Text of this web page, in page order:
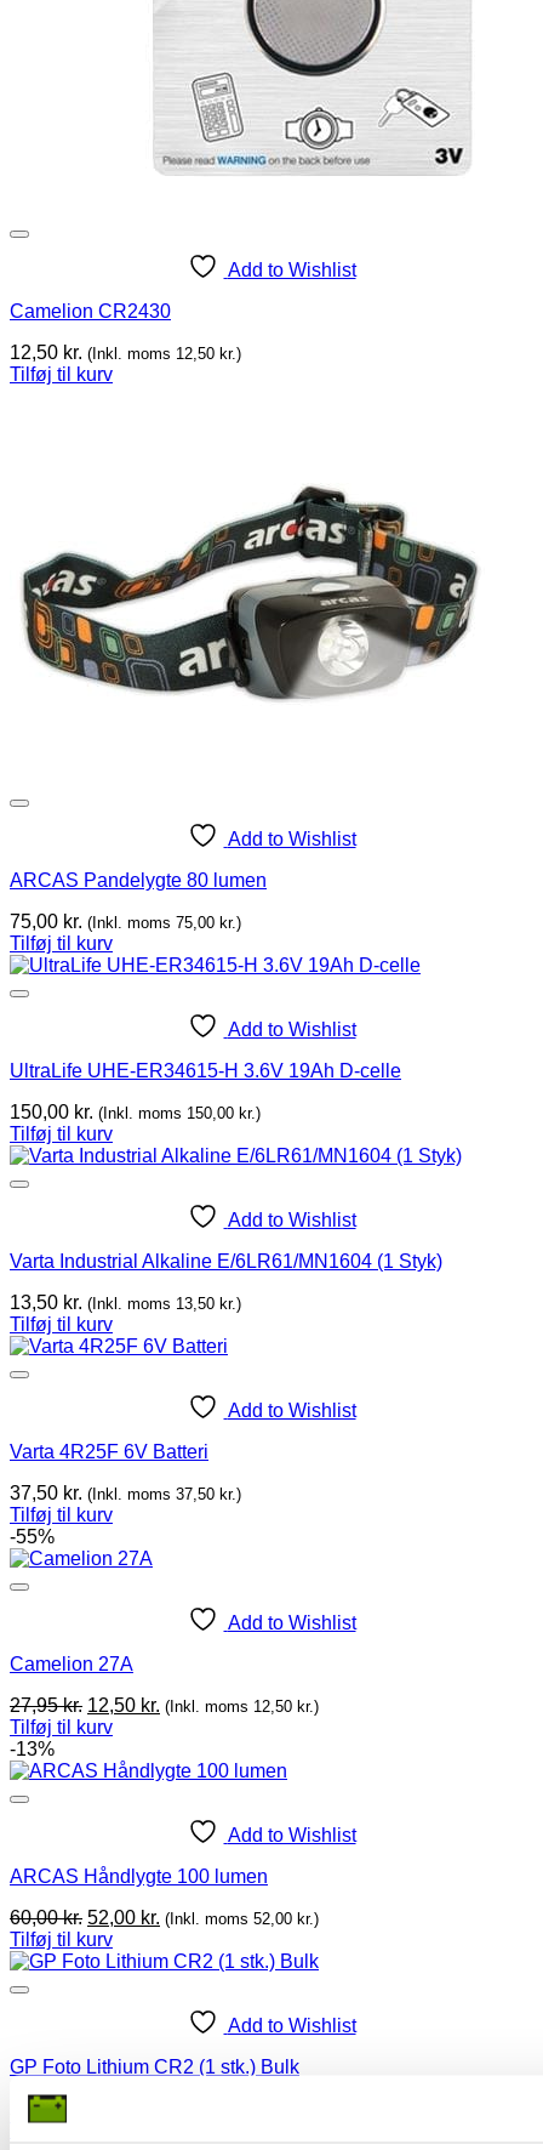
Add to Wishlist
Camelion CR2430
12,50 kr. (Inkl. moms 12,50 kr.)
Tilføj til kurv
Add to Wishlist
ARCAS Pandelygte 80 lumen
75,00 kr. (Inkl. moms 75,00 kr.)
Tilføj til kurv
Add to Wishlist
UltraLife UHE-ER34615-H 3.6V 19Ah D-celle
150,00 kr. (Inkl. moms 150,00 kr.)
Tilføj til kurv
Add to Wishlist
Varta Industrial Alkaline E/6LR61/MN1604 (1 Styk)
13,50 kr. (Inkl. moms 13,50 kr.)
Tilføj til kurv
Add to Wishlist
Varta 4R25F 6V Batteri
37,50 kr. (Inkl. moms 37,50 kr.)
Tilføj til kurv
-55%
Add to Wishlist
Camelion 27A
27,95kr. Original
price
27,95 kr..
12,50 kr. Current
12,50 kr..
(Inkl. moms 12,50 kr.)
Tilføj til kurv
-13%
Add to Wishlist
ARCAS Håndlygte 100 lumen
60,00kr. Original
price
was:
52,00 kr. Current
is:
(Inkl. moms 52,00 kr.)
Tilføj til kurv
Add to Wishlist
GP Foto Lithium CR2 (1 stk.) Bulk
25,00kr.
Tilføj til kurv